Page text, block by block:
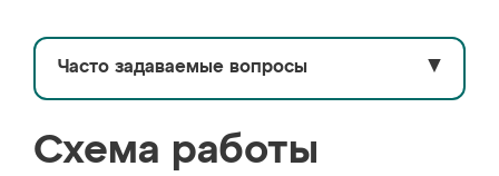
Часто задаваемые вопросы ▼
Схема работы